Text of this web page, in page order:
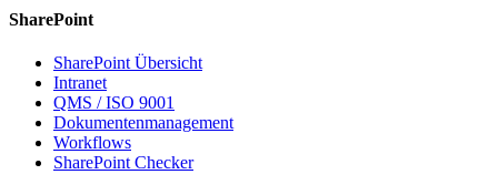
SharePoint
SharePoint Übersicht
Intranet
QMS / ISO 9001
Dokumentenmanagement
Workflows
SharePoint Checker